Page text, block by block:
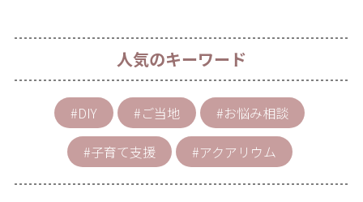
人気のキーワード
#DIY #ご当地
#お悩み相談
#子育て支援
#アクアリウム